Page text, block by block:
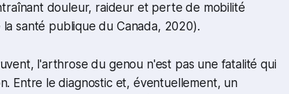
douleur, raideur et perte de mobilité
santé publique du Canada, 2020).
l'arthrose du genou n'est pas une fatalité qui
Entre le diagnostic et, éventuellement, un